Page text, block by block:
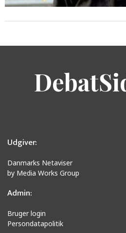
Udgiver:
Danmarks Netaviser
by Media Works Group
Admin:
Bruger login
Persondatapolitik